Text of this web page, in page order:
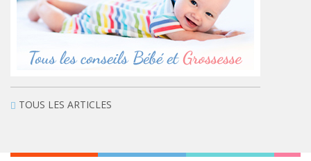
TOUS LES ARTICLES